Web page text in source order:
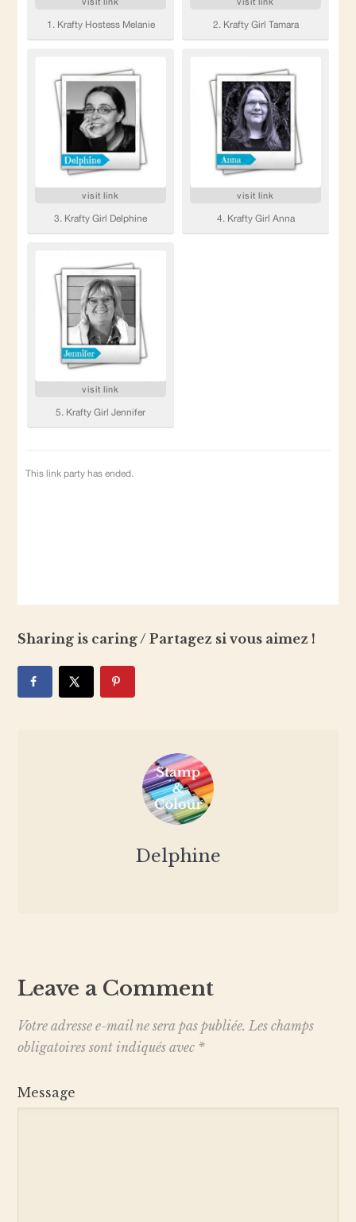
Sharing is caring / Partagez si vous aimez !
Delphine
Leave a Comment
Votre adresse e-mail ne sera pas publiée. Les champs
obligatoires sont indiqués avec *
Message